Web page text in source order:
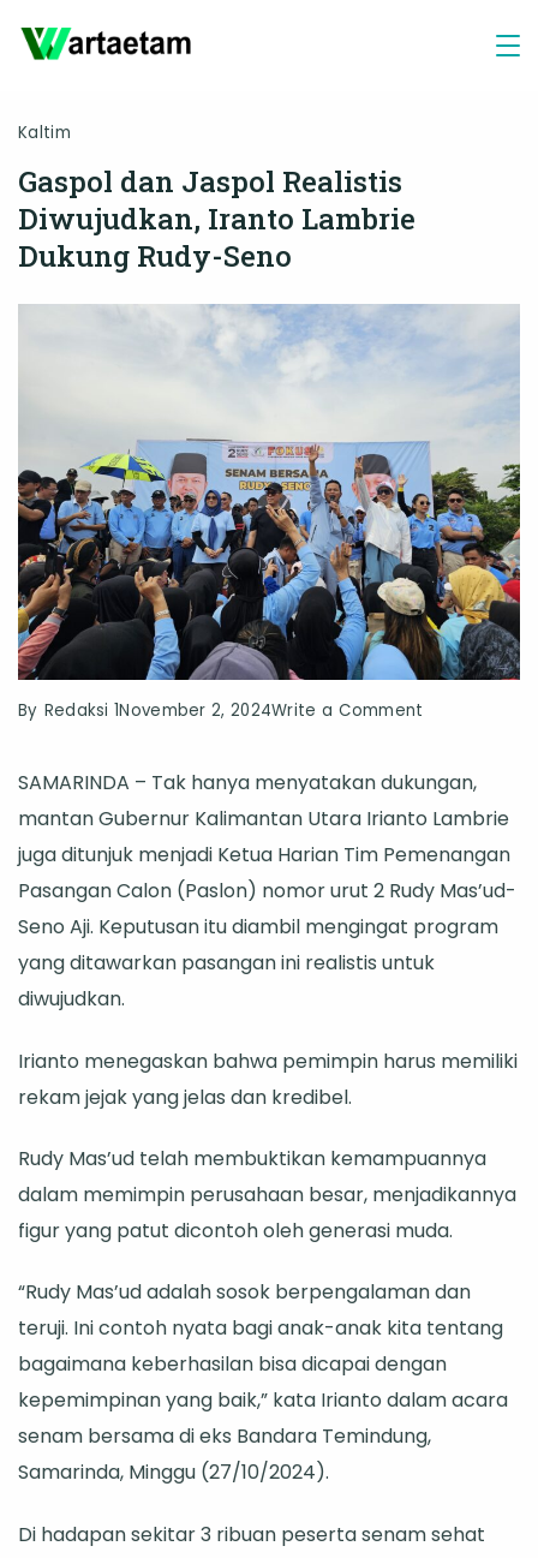
Kaltim
Gaspol dan Jaspol Realistis
Diwujudkan, Iranto Lambrie
Dukung Rudy-Seno
By Redaksi 1November 2, 2024Write a Comment
dan
Jaspol
Realistis
Diwujudkan,
Iranto
Lambrie
Seno
SAMARINDA – Tak hanya menyatakan dukungan,
mantan Gubernur Kalimantan Utara Irianto Lambrie
juga ditunjuk menjadi Ketua Harian Tim Pemenangan
Pasangan Calon (Paslon) nomor urut 2 Rudy Mas’ud-
Seno Aji. Keputusan itu diambil mengingat program
yang ditawarkan pasangan ini realistis untuk
diwujudkan.
Irianto menegaskan bahwa pemimpin harus memiliki
rekam jejak yang jelas dan kredibel.
Rudy Mas’ud telah membuktikan kemampuannya
dalam memimpin perusahaan besar, menjadikannya
figur yang patut dicontoh oleh generasi muda.
“Rudy Mas’ud adalah sosok berpengalaman dan
teruji. Ini contoh nyata bagi anak-anak kita tentang
bagaimana keberhasilan bisa dicapai dengan
kepemimpinan yang baik,” kata Irianto dalam acara
senam bersama di eks Bandara Temindung,
Samarinda, Minggu (27/10/2024).
Di hadapan sekitar 3 ribuan peserta senam sehat